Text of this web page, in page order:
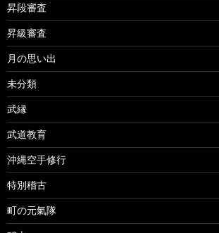
昇段審査
昇級審査
月の思い出
未分類
武縁
武道教育
沖縄空手修行
特別稽古
町の元氣隊